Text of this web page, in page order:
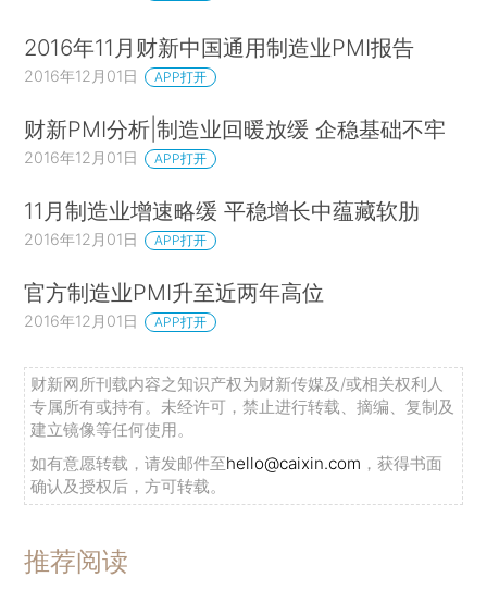
2016年11月财新中国通用制造业PMI报告
2016年12月01日 APP打开
财新PMI分析|制造业回暖放缓 企稳基础不牢
2016年12月01日 APP打开
11月制造业增速略缓 平稳增长中蕴藏软肋
2016年12月01日 APP打开
官方制造业PMI升至近两年高位
2016年12月01日 APP打开
财新网所刊载内容之知识产权为财新传媒及/或相关权利人
专属所有或持有。未经许可，禁止进行转载、摘编、复制及
建立镜像等任何使用。
如有意愿转载，请发邮件至hello@caixin.com ，获得书面
确认及授权后，方可转载。
推荐阅读